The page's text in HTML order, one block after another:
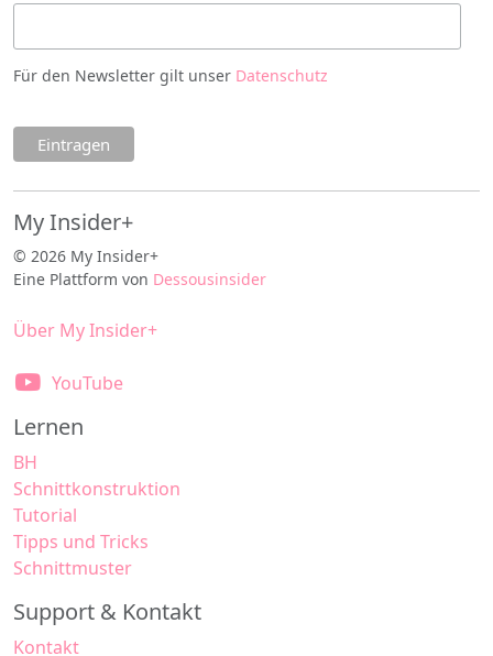
Für den Newsletter gilt unser Datenschutz
My Insider+
© 2026 My Insider+
Eine Plattform von Dessousinsider
Über My Insider+
YouTube
Lernen
BH
Schnittkonstruktion
Tutorial
Tipps und Tricks
Schnittmuster
Support & Kontakt
Kontakt